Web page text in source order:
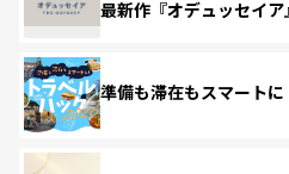
最新作『オデュッセイア
準備も滞在もスマート